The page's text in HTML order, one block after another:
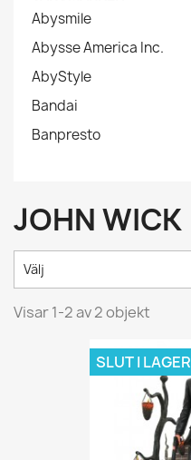
Abysmile
Abysse America Inc.
AbyStyle
Bandai
Banpresto
JOHN WICK
Välj
Visar 1-2 av 2 objekt
SLUT I LAGER